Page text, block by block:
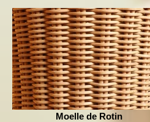
Moelle de Rotin